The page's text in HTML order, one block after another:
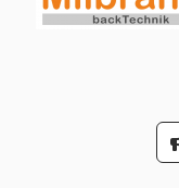
Job-Mann 200-35
New Holland-